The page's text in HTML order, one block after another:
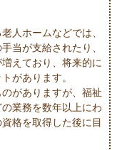
人ホームなどでは、
当が支給されたり、
えており、将来的に
があります。
がありますが、福祉
業務を数年以上にわ
格を取得した後に目